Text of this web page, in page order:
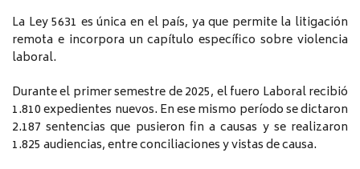
La Ley 5631 es única en el país, ya que permite la litigación
remota e incorpora un capítulo específico sobre violencia
laboral.
Durante el primer semestre de 2025, el fuero Laboral recibió
1.810 expedientes nuevos. En ese mismo período se dictaron
2.187 sentencias que pusieron fin a causas y se realizaron
1.825 audiencias, entre conciliaciones y vistas de causa.